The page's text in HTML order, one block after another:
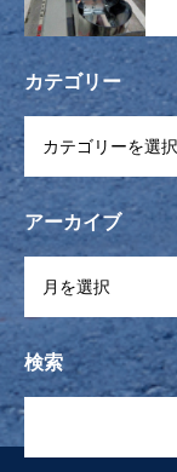
カテゴリー
アーカイブ
検索